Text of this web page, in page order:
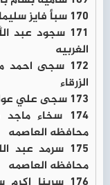
170 سبأ فايز سليمان الجهلاني الشونه الجنوبيه
171 سجود عبد
الغربيه
172 سجى
الزرقاء
173 سجى علي عواد زويد لواء ماركا/محافظه العاصمه
174 سخاء
محافظه العاصمه
175 سرمد
محافظه العاصمه